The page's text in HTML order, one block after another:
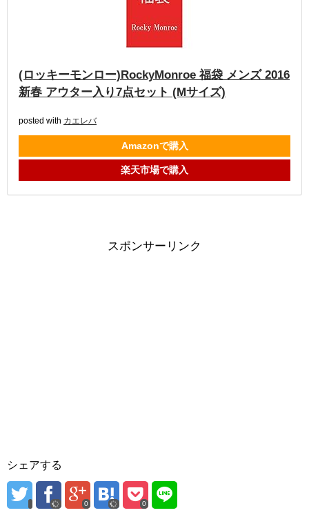
(ロッキーモンロー)RockyMonroe 福袋 メンズ 2016
新春 アウター入り7点セット (Mサイズ)
posted with カエレバ
Amazonで購入
楽天市場で購入
スポンサーリンク
シェアする
0 0